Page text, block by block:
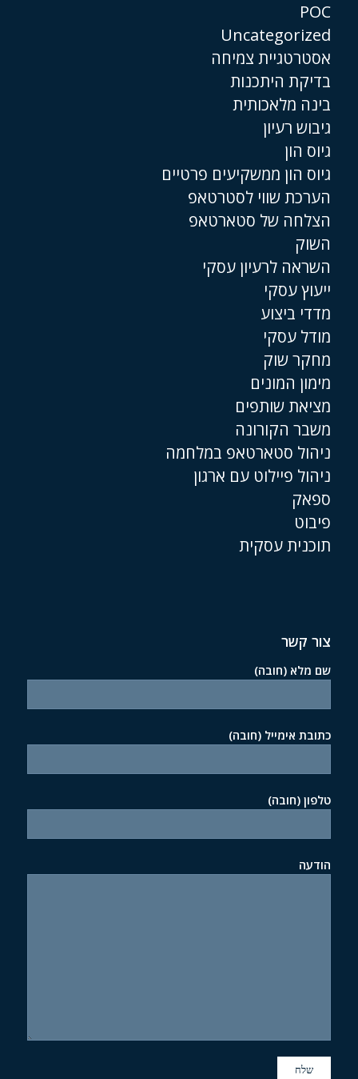
POC
Uncategorized
אסטרטגיית צמיחה
בדיקת היתכנות
בינה מלאכותית
גיבוש רעיון
גיוס הון
גיוס הון ממשקיעים פרטיים
הערכת שווי לסטרטאפ
הצלחה של סטארטאפ
השוק
השראה לרעיון עסקי
ייעוץ עסקי
מדדי ביצוע
מודל עסקי
מחקר שוק
מימון המונים
מציאת שותפים
משבר הקורונה
ניהול סטארטאפ במלחמה
ניהול פיילוט עם ארגון
ספאק
פיבוט
תוכנית עסקית
צור קשר
שם מלא (חובה)
כתובת אימייל (חובה)
טלפון (חובה)
הודעה